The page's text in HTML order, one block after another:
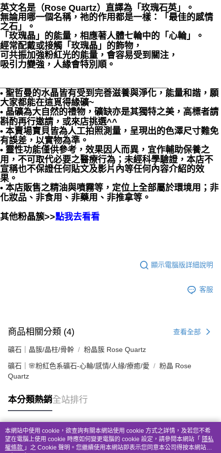
英文名是（Rose Quartz）直譯為「玫瑰石英」。
無論用哪一個名稱，祂的作用都是一樣：「最佳的感情
之石」。
「玫瑰晶」的能量，相應著人體七輪中的「心輪」。
經常配戴或接觸「玫瑰晶」的飾物，
可共振加強粉紅光的能量，會容易受到關注，
吸引力變強，人緣會特別順。
• 聖哲曼的水晶皆有受到完善滋養與淨化，能量和諧，願
大家都能在這覓得緣礦~
• 晶礦為大自然的禮物，礦缺亦是其獨特之美，高標者請
斟酌再行邀請，或來店挑選^^
• 本賣場寶貝皆為人工拍照測量，呈現出的色澤尺寸難免
有誤差，以實物為準。
• 靈性功能僅供參考，效果因人而異，宜作輔助保養之
用，不可取代必要之醫療行為；未經科學驗證，本店不
宣稱也不保證任何貼文及影片內等任何內容介紹的效
果。
• 本店販售之精油與噴霧等，定位上全部屬於環境用；非
化妝品、非食用、非藥用、非推拿等。
其他粉晶簇>>點我去看看
顯示電腦版詳細說明
客服
商品相關分類 (4) 查看全部
礦石｜晶簇/晶柱/骨幹 粉晶簇 Rose Quartz
礦石｜🌸粉紅色系礦石-心輪/感情/人緣/療癒/愛
粉晶 Rose
Quartz
本分類熱銷全站排行
熱門標籤
本網站中使用 cookie，欲查詢有關本網站使用 cookie 方式之詳情，及若您不希
望在電腦上使用 cookie 時應如何變更電腦的 cookie 設定，請參閱本網站「 隱私
權條款 」之 Cookie 聲明。您繼續使用本網站即表示您同意本公司得按本網站使